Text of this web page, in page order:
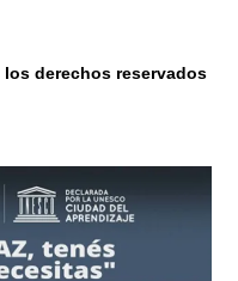
los derechos reservados